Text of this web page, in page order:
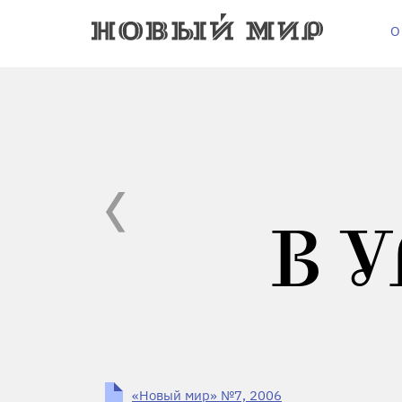
О
В
«Новый мир» №7, 2006